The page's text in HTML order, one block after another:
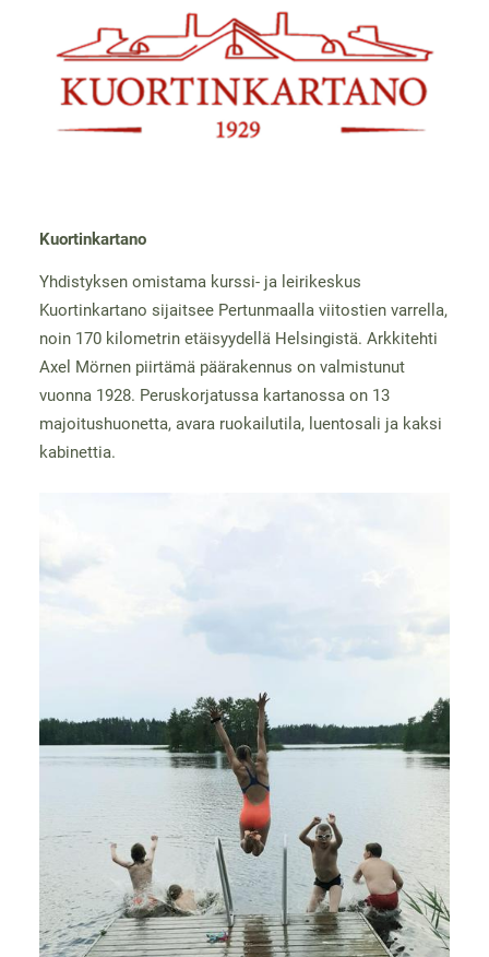
Kuortinkartano
Yhdistyksen omistama kurssi- ja leirikeskus
Kuortinkartano sijaitsee Pertunmaalla viitostien varrella,
noin 170 kilometrin etäisyydellä Helsingistä. Arkkitehti
Axel Mörnen piirtämä päärakennus on valmistunut
vuonna 1928. Peruskorjatussa kartanossa on 13
majoitushuonetta, avara ruokailutila, luentosali ja kaksi
kabinettia.